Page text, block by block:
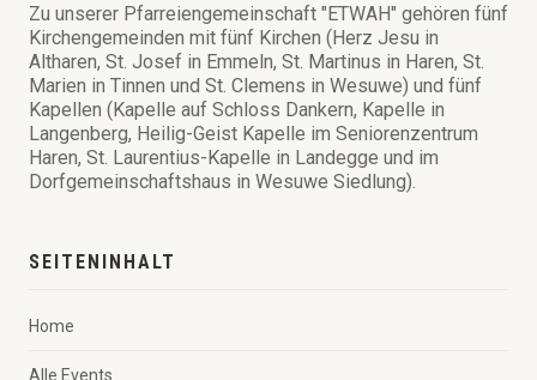
Zu unserer Pfarreiengemeinschaft "ETWAH" gehören fünf
Kirchengemeinden mit fünf Kirchen (Herz Jesu in
Altharen, St. Josef in Emmeln, St. Martinus in Haren, St.
Marien in Tinnen und St. Clemens in Wesuwe) und fünf
Kapellen (Kapelle auf Schloss Dankern, Kapelle in
Langenberg, Heilig-Geist Kapelle im Seniorenzentrum
Haren, St. Laurentius-Kapelle in Landegge und im
Dorfgemeinschaftshaus in Wesuwe Siedlung).
SEITENINHALT
Home
Alle Events